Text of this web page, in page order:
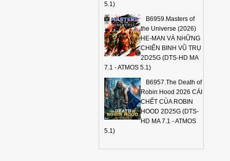
5.1)
B6959.Masters of
the Universe (2026)
HE-MAN VÀ NHỮNG
CHIẾN BINH VŨ TRỤ
2D25G (DTS-HD MA
7.1 - ATMOS 5.1)
B6957.The Death of
Robin Hood 2026 CÁI
CHẾT CỦA ROBIN
HOOD 2D25G (DTS-
HD MA 7.1 - ATMOS
5.1)